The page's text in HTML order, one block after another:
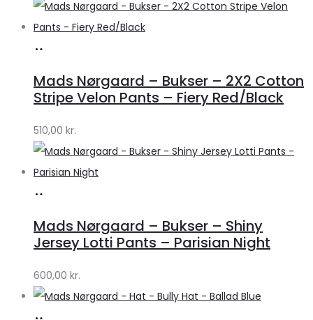
Lykke
by
Lykke
Mads Nørgaard – Bukser – 2X2 Cotton
Stripe Velon Pants – Fiery Red/Black
510,00 kr.
Lykke
Lykke
Mads Nørgaard – Bukser – Shiny
Jersey Lotti Pants – Parisian Night
600,00 kr.